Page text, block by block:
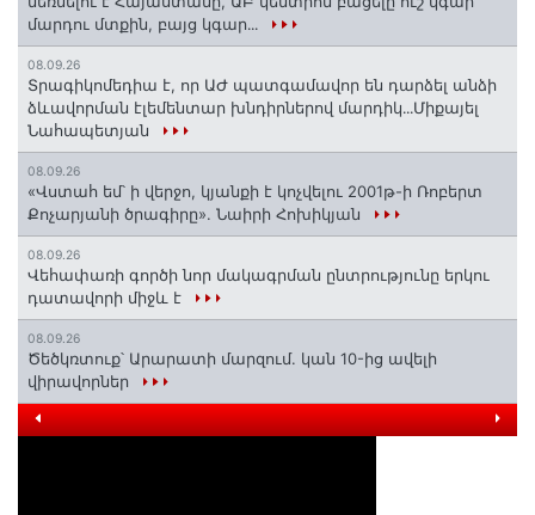
մարդու մտքին, բայց կգար․․․
08.09.26
Տրագիկոմեդիա է, որ ԱԺ պատգամավոր են դարձել անձի
ձևավորման էլեմենտար խնդիրներով մարդիկ․․․Միքայել
Նահապետյան
08.09.26
«Վստահ եմ՝ ի վերջո, կյանքի է կոչվելու 2001թ-ի Ռոբերտ
Քոչարյանի ծրագիրը». Նաիրի Հոխիկյան
08.09.26
Վեհափառի գործի նոր մակագրման ընտրությունը երկու
դատավորի միջև է
08.09.26
Ծեծկռտուք՝ Արարատի մարզում. կան 10-ից ավելի
վիրավորներ